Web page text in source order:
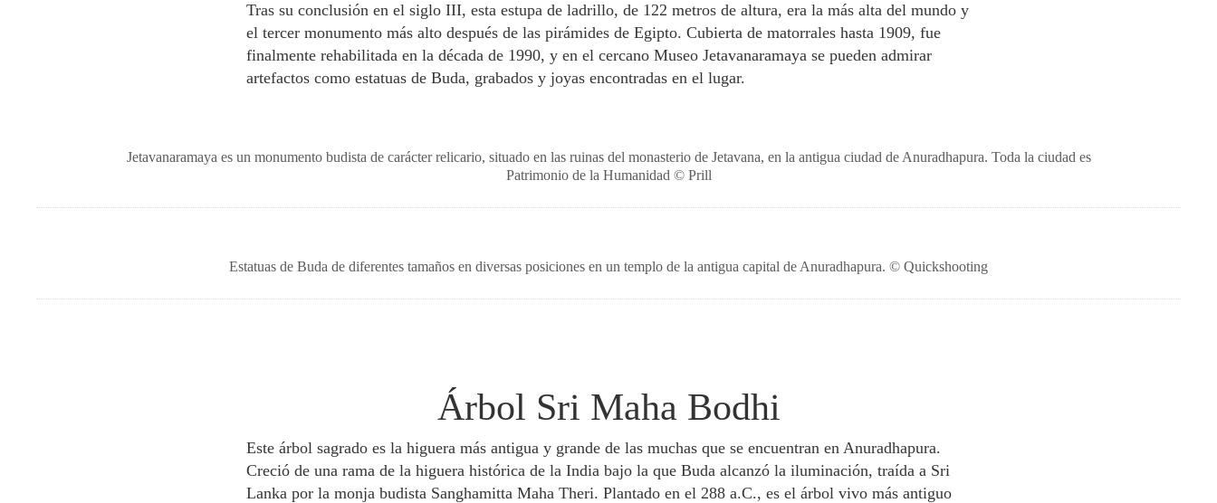
Tras su conclusión en el siglo III, esta estupa de ladrillo, de 122 metros de altura, era la más alta del mundo y
el tercer monumento más alto después de las pirámides de Egipto. Cubierta de matorrales hasta 1909, fue
finalmente rehabilitada en la década de 1990, y en el cercano Museo Jetavanaramaya se pueden admirar
artefactos como estatuas de Buda, grabados y joyas encontradas en el lugar.
Jetavanaramaya es un monumento budista de carácter relicario, situado en las ruinas del monasterio de Jetavana, en la antigua ciudad de Anuradhapura. Toda la ciudad es
Patrimonio de la Humanidad © Prill
Estatuas de Buda de diferentes tamaños en diversas posiciones en un templo de la antigua capital de Anuradhapura. © Quickshooting
Árbol Sri Maha Bodhi
Este árbol sagrado es la higuera más antigua y grande de las muchas que se encuentran en Anuradhapura.
Creció de una rama de la higuera histórica de la India bajo la que Buda alcanzó la iluminación, traída a Sri
Lanka por la monja budista Sanghamitta Maha Theri. Plantado en el 288 a.C., es el árbol vivo más antiguo